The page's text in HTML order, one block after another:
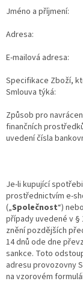
Jméno a příjmení:
Adresa:
E-mailová adresa:
Specifikace Zboží,
Smlouva týká:
Způsob pro
finančních
uvedení čísla
Je-li kupující
prostřednictvím e-
(„Společnost“)
případy uvedené v §
znění pozdějších
14 dnů ode dne
sankce. Toto
adresu provozovny
na vzorovém